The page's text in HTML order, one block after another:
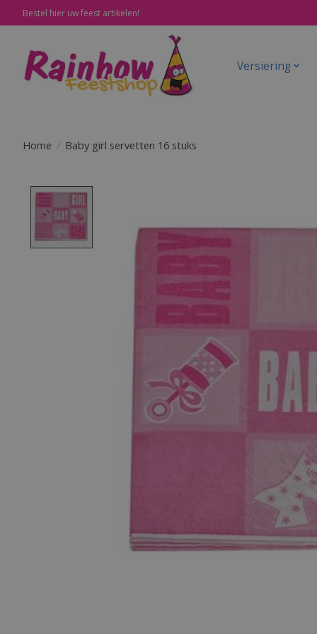
Bestel hier uw feest artikelen!
Versiering
Home / Baby girl servetten 16 stuks